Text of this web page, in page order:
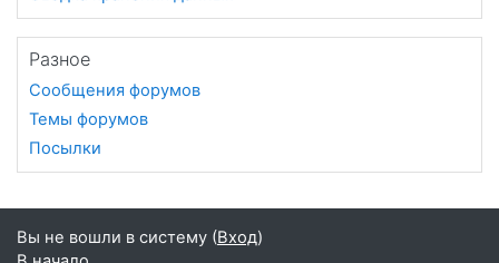
Разное
Сообщения форумов
Темы форумов
Посылки
Вы не вошли в систему (Вход)